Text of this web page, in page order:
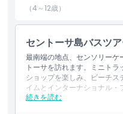
サ島を巡ることができます！
ハイライト
含まれるもの
（4～12歳）
セントーサ島バスツ
最南端の地点、センソリーケ
トーサを訪れます。ミニト
ショップを楽しみ、ビーチス
イムとインターナショナル・
す。
続きを読む